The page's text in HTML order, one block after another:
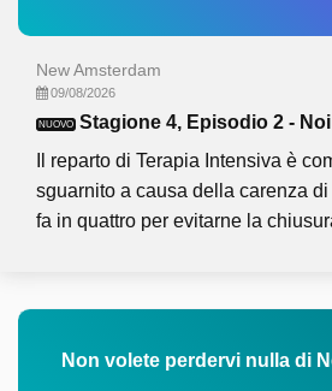
New Amsterdam
09/08/2026
NUOVO Stagione 4, Episodio 2 -
Il reparto di Terapia Intensiva è
sguarnito a causa della carenza
fa in quattro per evitarne la
Non volete perdervi nulla di